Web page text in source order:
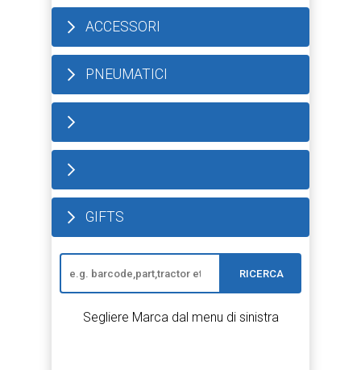
ACCESSORI
PNEUMATICI
GIFTS
RICERCA
Segliere Marca dal menu di sinistra